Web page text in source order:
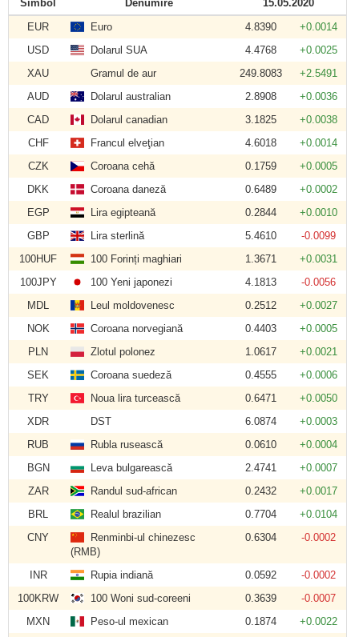
Simbol Denumire
15.05.2020
EUR
Euro 4.8390
+0.0014
USD
Dolarul SUA 4.4768
+0.0025
XAU
Gramul de aur 249.8083
+2.5491
AUD
Dolarul australian 2.8908
+0.0036
CAD
Dolarul canadian 3.1825
+0.0038
CHF
Francul elveţian 4.6018
+0.0014
CZK
Coroana cehă 0.1759
+0.0005
DKK
Coroana daneză 0.6489
+0.0002
EGP
Lira egipteană 0.2844
+0.0010
GBP
Lira sterlină 5.4610
-0.0099
100HUF
100 Forinți maghiari 1.3671
+0.0031
100JPY
100 Yeni japonezi 4.1813
-0.0056
MDL
Leul moldovenesc 0.2512
+0.0027
NOK
Coroana norvegiană 0.4403
+0.0005
PLN
Zlotul polonez 1.0617
+0.0021
SEK
Coroana suedeză 0.4555
+0.0006
TRY
Noua lira turcească 0.6471
+0.0050
XDR
DST 6.0874
+0.0003
RUB
Rubla rusească 0.0610
+0.0004
BGN
Leva bulgarească 2.4741
+0.0007
ZAR
Randul sud-african 0.2432
+0.0017
BRL
Realul brazilian 0.7704
+0.0104
CNY
Renminbi-ul chinezesc
(RMB)
0.6304 -0.0002
INR Rupia indiană 0.0592
-0.0002
100KRW
100 Woni sud-coreeni 0.3639
-0.0007
MXN
Peso-ul mexican 0.1874
+0.0022